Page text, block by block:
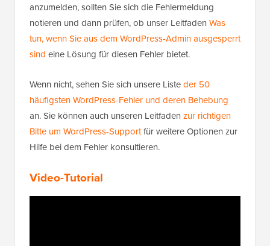
anzumelden, sollten Sie sich die Fehlermeldung
notieren und dann prüfen, ob unser Leitfaden Was
tun, wenn Sie aus dem WordPress-Admin ausgesperrt
sind eine Lösung für diesen Fehler bietet.
Wenn nicht, sehen Sie sich unsere Listeder 50
häufigsten WordPress-Fehler und deren Behebung
an. Sie können auch unseren Leitfaden zur richtigen
Bitte um WordPress-Supportfür weitere Optionen zur
Hilfe bei dem Fehler konsultieren.
Video-Tutorial